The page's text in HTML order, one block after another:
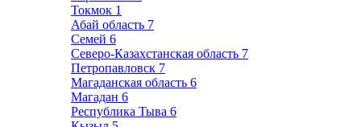
Токмок 1
Абай область 7
Семей 6
Северо-Казахстанская область 7
Петропавловск 7
Магаданская область 6
Магадан 6
Республика Тыва 6